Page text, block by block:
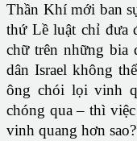
Thần Khí mới ban
thứ Lề luật chỉ đưa
chữ trên những bia
dân Israel không
ông chói lọi vinh
chóng qua – thì
vinh quang hơn